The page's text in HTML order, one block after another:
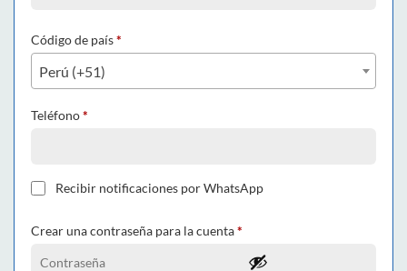
Código de país*
Perú (+51)
Teléfono*
Recibir notificaciones por WhatsApp
Crear una contraseña para la cuenta*